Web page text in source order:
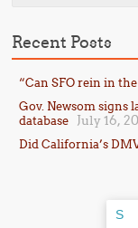
Recent Posts
“Can SFO rein in the
Gov. Newsom signs
database
July 16,
Did California’s
S